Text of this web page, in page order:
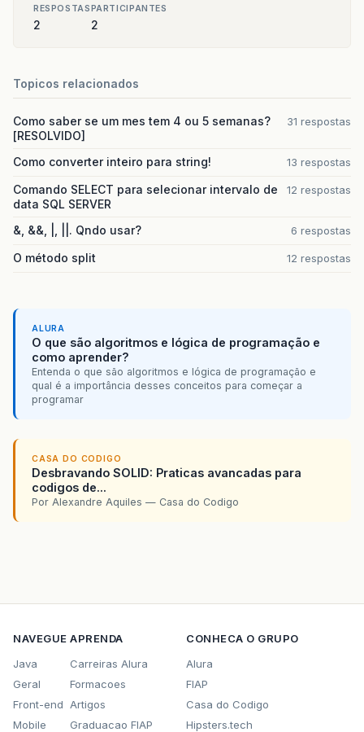
RESPOSTAS
2
PARTICIPANTES
2
Topicos relacionados
Como saber se um mes tem 4 ou 5 semanas?
[RESOLVIDO]
31 respostas
Como converter inteiro para string! 13 respostas
Comando SELECT para selecionar intervalo de
data SQL SERVER
12 respostas
&, &&, |, ||. Qndo usar? 6 respostas
O método split 12 respostas
ALURA
O que são algoritmos e lógica de programação e
como aprender?
Entenda o que são algoritmos e lógica de programação e
qual é a importância desses conceitos para começar a
programar
CASA DO CODIGO
Desbravando SOLID: Praticas avancadas para
codigos de...
Por Alexandre Aquiles — Casa do Codigo
NAVEGUE
Java
Geral
Front-end
Mobile
APRENDA
Carreiras Alura
Formacoes
Artigos
Graduacao FIAP
CONHECA O GRUPO
Alura
FIAP
Casa do Codigo
Hipsters.tech